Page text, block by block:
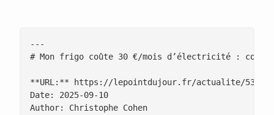
---
# Mon frigo coûte 30 €/mois d’électricité :
**URL:** https://lepointdujour.fr/actualite/5327-
Date: 2025-09-10
Author: Christophe Cohen